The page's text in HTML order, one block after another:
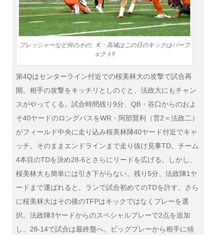
プレッシャーなど何のその、K・高城はこの日のキックはパーフ
ェクト‼
第4Qはセンターライン付近での桜美林大の攻撃で試合再
開。相手の攻撃をキッチリとしのぐと、法政大にもチャン
スがやってくる。試合時間残り9分、QB・谷口からのおよ
そ40ヤードのロングパスをWR・阿部賢利（営2＝法政二）
がフィールド中央に走り込み桜美林陣40ヤード付近でキャ
ッチ。そのままエンドラインまで走り抜け見事TD。チーム
4本目のTDを決め28-6とさらにリードを広げる。しかし、
桜美林大も簡単には引き下がらない。残り5分、法政陣1ヤ
ードまで運ばれると、ランで試合初めてのTDを許す。さら
に桜美林大はその後のTFPはキックではなくプレーを選
択。法政陣3ヤードからのスペシャルプレーで2点を追加
し、28-14で試合は最終盤へ。ビッグプレーから相手に傾